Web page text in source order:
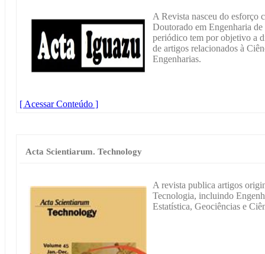
A Revista nasceu do esforço
Doutorado em Engenharia
periódico tem por objetivo a
de artigos relacionados à
Engenharias.
[ Acessar Conteúdo ]
Acta Scientiarum. Technology
A revista publica artigos
Tecnologia, incluindo
Estatística, Geociências e